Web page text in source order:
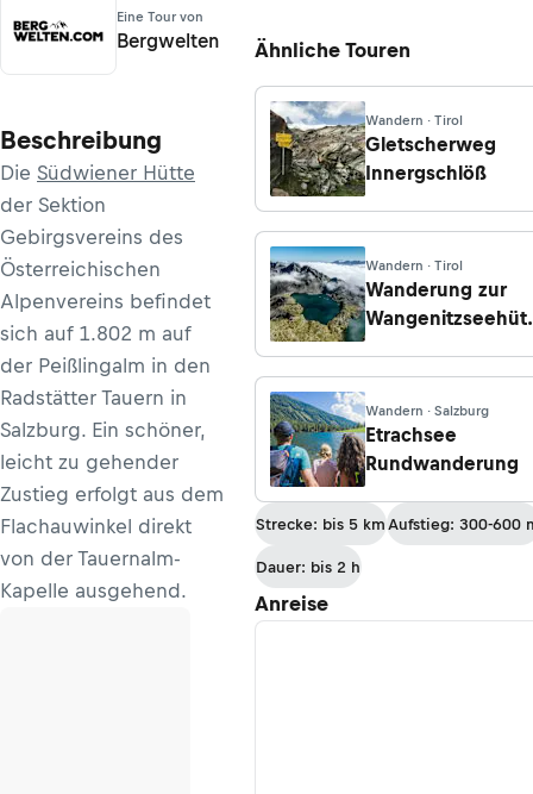
Eine Tour von
Bergwelten
Beschreibung
Die Südwiener Hütte
der Sektion
Gebirgsvereins des
Österreichischen
Alpenvereins befindet
sich auf 1.802 m auf
der Peißlingalm in den
Radstätter Tauern in
Salzburg. Ein schöner,
leicht zu gehender
Zustieg erfolgt aus dem
Flachauwinkel direkt
von der Tauernalm-
Kapelle ausgehend.
Ähnliche Touren
Wandern · Tirol
Gletscherweg
Innergschlöß
Wandern · Tirol
Wanderung zur
Wandern · Salzburg
Etrachsee
Rundwanderung
Strecke: bis 5 km Aufstieg: 300-600
Dauer: bis 2 h
Anreise